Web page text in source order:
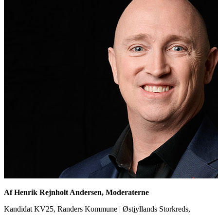
Af Henrik Rejnholt Andersen, Moderaterne
Kandidat KV25, Randers Kommune | Østjyllands Storkreds,